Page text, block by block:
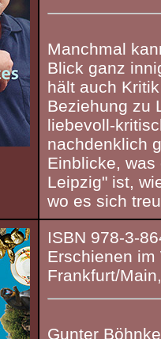
Manchmal
Blick ganz
hält auch
Beziehung zu
liebevoll-
nachdenklich
Einblicke,
Leipzig" ist,
wo es sich
ISBN 978-3-
Erschienen im
Frankfurt/
Gunter